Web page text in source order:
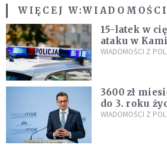
WIĘCEJ W:
15-latek w
ataku w
Policja
WIADOMOŚCI Z
3600 zł
do 3. roku
propozycji
WIADOMOŚCI Z